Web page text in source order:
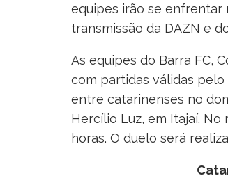
equipes irão se enfrentar
transmissão da DAZN e
As equipes do Barra FC,
com partidas válidas
entre catarinenses no
Hercílio Luz, em Itajaí. No
horas. O duelo será